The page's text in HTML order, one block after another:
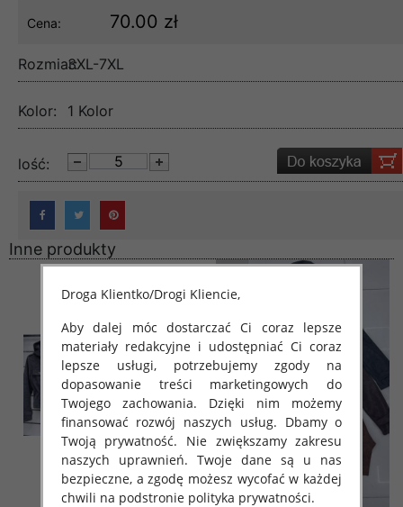
Cena: 70.00 zł
Rozmiar:3XL-7XL
Kolor: 1 Kolor
lość:
Inne produkty
Droga Klientko/Drogi Kliencie,
Aby dalej móc dostarczać Ci coraz lepsze
materiały redakcyjne i udostępniać Ci coraz
lepsze usługi, potrzebujemy zgody na
dopasowanie treści marketingowych do
Twojego zachowania. Dzięki nim możemy
finansować rozwój naszych usług. Dbamy o
Twoją prywatność. Nie zwiększamy zakresu
naszych uprawnień. Twoje dane są u nas
bezpieczne, a zgodę możesz wycofać w każdej
chwili na podstronie polityka prywatności.